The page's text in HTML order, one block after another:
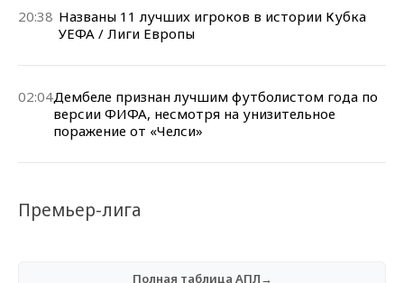
20:38 Названы 11 лучших игроков в истории Кубка
УЕФА / Лиги Европы
02:04Дембеле признан лучшим футболистом года по
версии ФИФА, несмотря на унизительное
поражение от «Челси»
Премьер-лига
Полная таблица АПЛ→